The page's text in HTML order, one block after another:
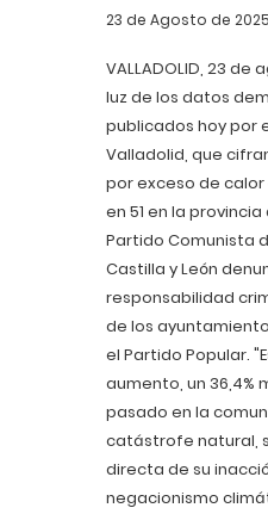
23 de Agosto de 2025
VALLADOLID, 23 de
luz de los datos
publicados hoy por
Valladolid, que
por exceso de calor
en 51 en la
Partido Comunista
Castilla y León
responsabilidad
de los
el Partido Popular.
aumento, un 36,4%
pasado en la
catástrofe natural,
directa de su
negacionismo